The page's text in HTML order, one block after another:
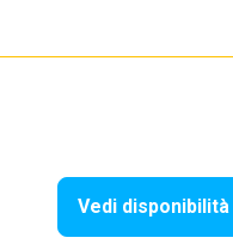
Vedi disponibilità